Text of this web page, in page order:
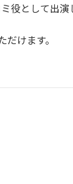
役として出演
だけます。